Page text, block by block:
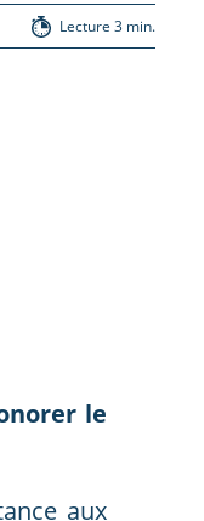
Lecture 3 min.
le
aux